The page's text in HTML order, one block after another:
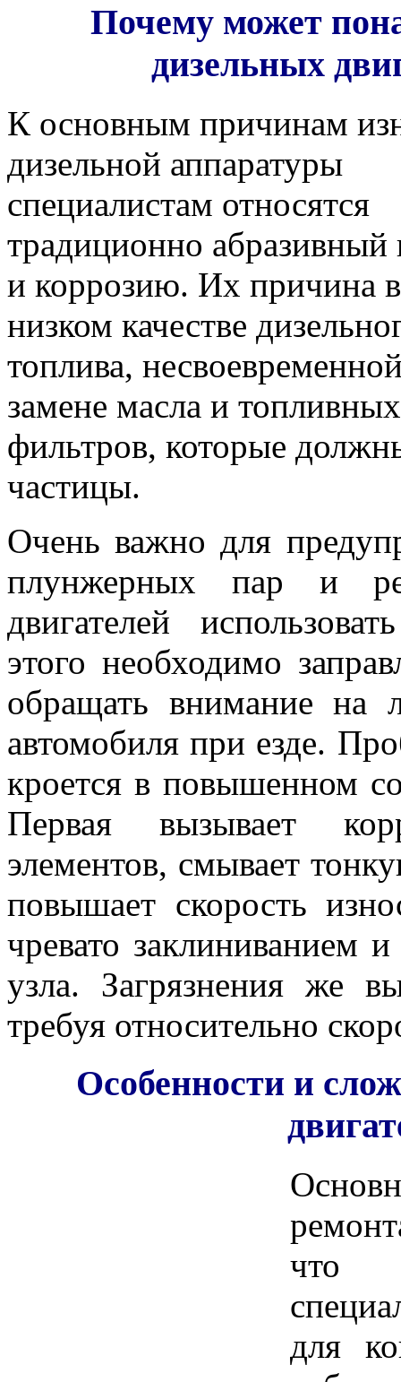
Почему может
дизельных
К основным причинам
дизельной аппаратуры
специалистам относятся
традиционно абразивный
и коррозию. Их причина в
низком качестве
топлива,
замене масла и топливных
фильтров, которые
частицы.
Очень важно для
плунжерных пар и
двигателей
этого необходимо
обращать внимание на
автомобиля при езде.
кроется в повышенном
Первая вызывает
элементов, смывает
повышает скорость
чревато заклиниванием
узла. Загрязнения же
требуя относительно
Особенности и
что
для